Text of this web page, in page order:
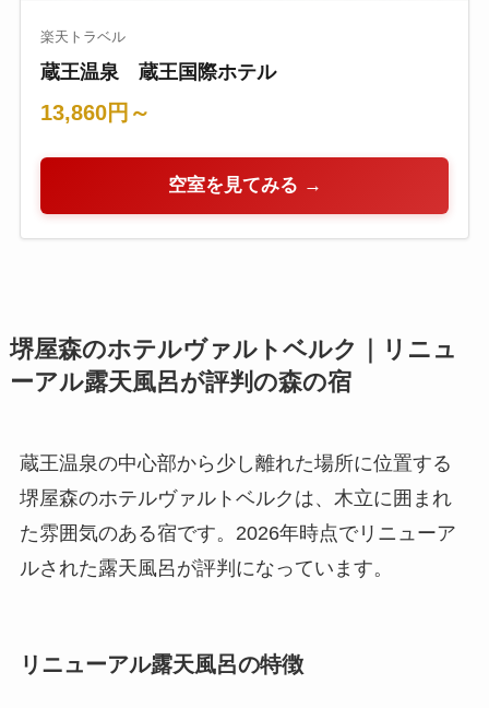
楽天トラベル
蔵王温泉 蔵王国際ホテル
13,860円～
空室を見てみる →
堺屋森のホテルヴァルトベルク｜リニュ
ーアル露天風呂が評判の森の宿
蔵王温泉の中心部から少し離れた場所に位置する
堺屋森のホテルヴァルトベルクは、木立に囲まれ
た雰囲気のある宿です。2026年時点でリニューア
ルされた露天風呂が評判になっています。
リニューアル露天風呂の特徴